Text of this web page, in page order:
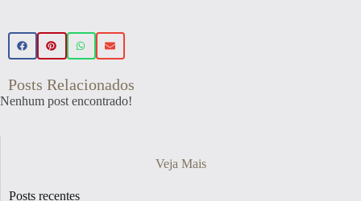
Posts Relacionados
Nenhum post encontrado!
Veja Mais
Posts recentes